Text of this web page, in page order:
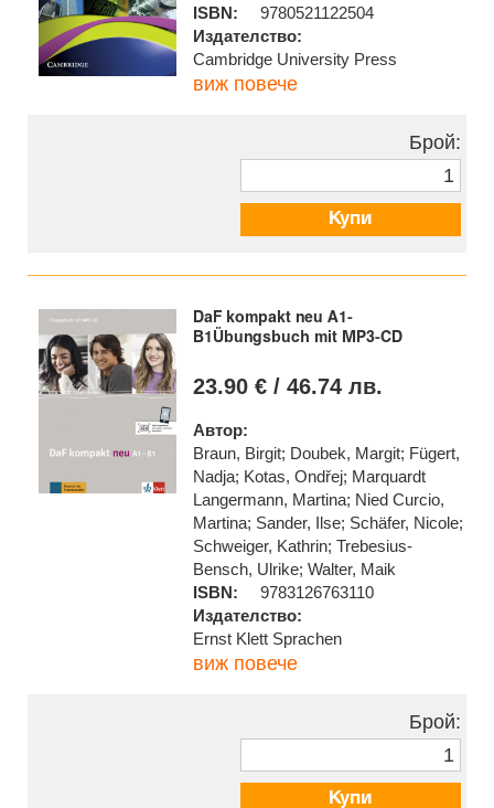
ISBN:
9780521122504
Издателство:
Cambridge University Press
виж повече
Брой:
Купи
DaF kompakt neu A1-
B1Übungsbuch mit MP3-CD
23.90 € / 46.74 лв.
Автор:
Braun, Birgit; Doubek, Margit; Fügert,
Nadja; Kotas, Ondřej; Marquardt
Langermann, Martina; Nied Curcio,
Martina; Sander, Ilse; Schäfer, Nicole;
Schweiger, Kathrin; Trebesius-
Bensch, Ulrike; Walter, Maik
ISBN:
9783126763110
Издателство:
Ernst Klett Sprachen
виж повече
Брой:
Купи